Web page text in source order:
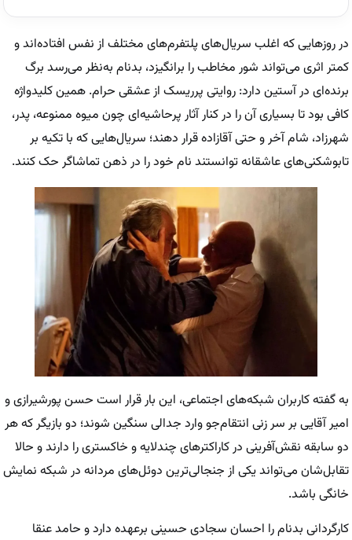
در روزهایی که اغلب سریال‌های پلتفرم‌های مختلف از نفس افتاده‌اند و
کمتر اثری می‌تواند شور مخاطب را برانگیزد، بدنام به‌نظر می‌رسد برگ
برنده‌ای در آستین دارد: روایتی پرریسک از عشقی حرام. همین کلیدواژه
کافی بود تا بسیاری آن را در کنار آثار پرحاشیه‌ای چون میوه ممنوعه، پدر،
شهرزاد، شام آخرو حتی آقازادهقرار دهند؛ سریال‌هایی که با تکیه بر
تابوشکنی‌های عاشقانه توانستند نام خود را در ذهن تماشاگر حک کنند.
به گفته کاربران شبکه‌های اجتماعی، این بار قرار است حسن پورشیرازی و
امیر آقایی بر سر زنی انتقام‌جو وارد جدالی سنگین شوند؛ دو بازیگر که هر
دو سابقه نقش‌آفرینی در کاراکترهای چندلایه و خاکستری را دارند و حالا
تقابل‌شان می‌تواند یکی از جنجالی‌ترین دوئل‌های مردانه در شبکه نمایش
خانگی باشد.
کارگردانی بدنامرا احسان سجادی حسینی برعهده دارد و حامد عنقا